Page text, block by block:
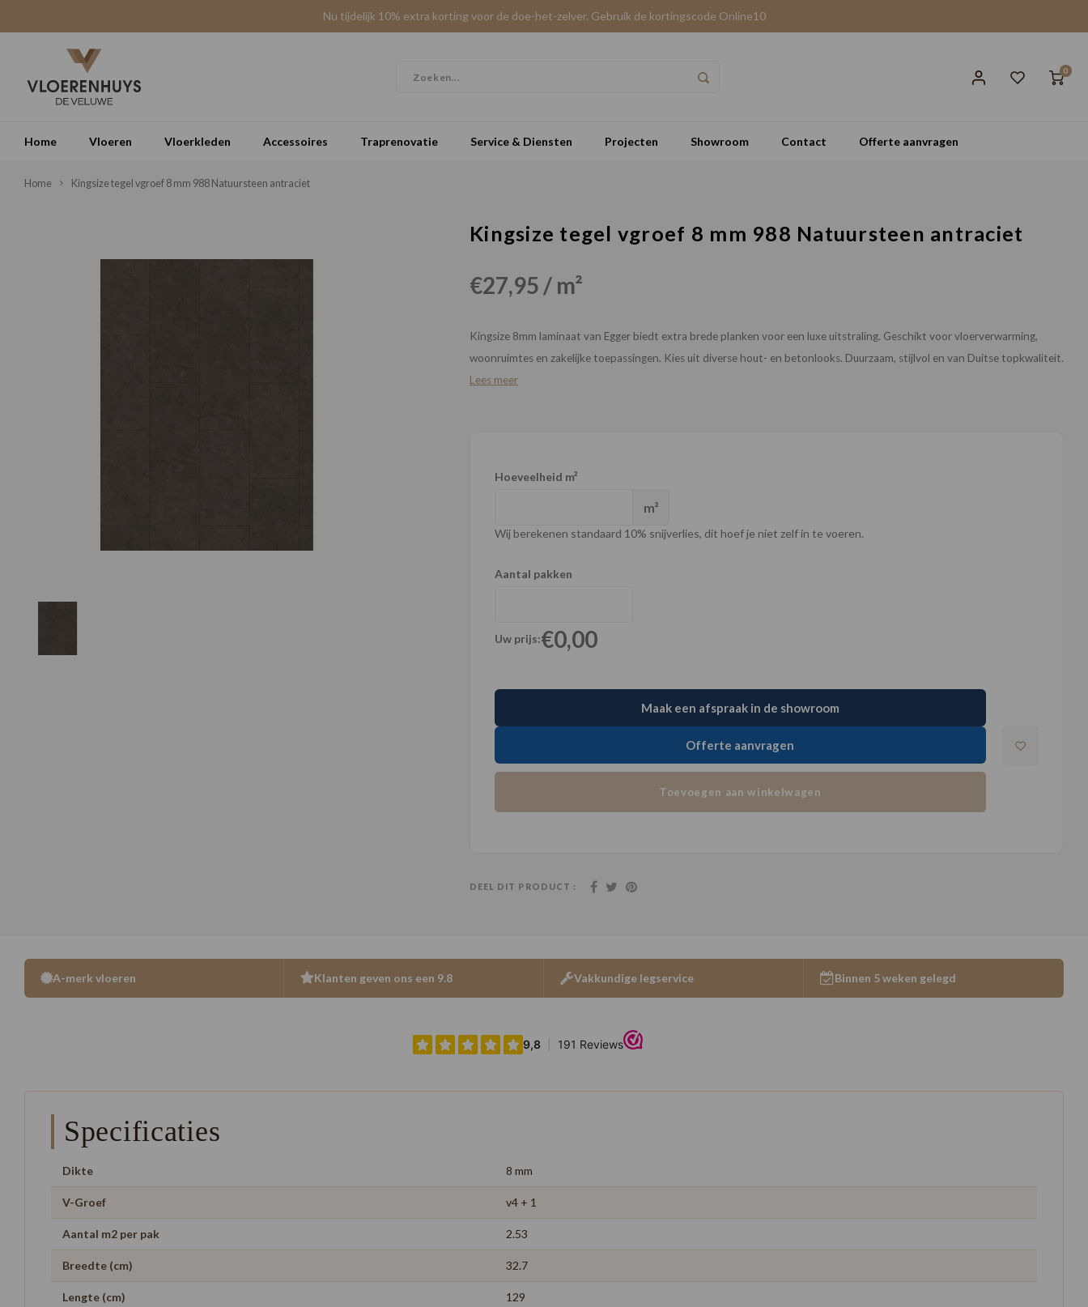
Nu tijdelijk 10% extra korting voor de doe-het-zelver. Gebruik de kortingscode Online10
0
Home Vloeren Vloerkleden Accessoires Traprenovatie Service & Diensten Projecten Showroom Contact Offerte aanvragen
Home Kingsize tegel vgroef 8 mm 988 Natuursteen antraciet
Kingsize tegel vgroef 8 mm 988 Natuursteen antraciet
€27,95 / m²
Kingsize 8mm laminaat van Egger biedt extra brede planken voor een luxe uitstraling. Geschikt voor vloerverwarming,
woonruimtes en zakelijke toepassingen. Kies uit diverse hout- en betonlooks. Duurzaam, stijlvol en van Duitse topkwaliteit.
Lees meer
Hoeveelheid m²
m²
Wij berekenen standaard 10% snijverlies, dit hoef je niet zelf in te voeren.
Aantal pakken
Uw prijs:€0,00
Maak een afspraak in de showroom
Offerte aanvragen
Toevoegen aan winkelwagen
DEEL DIT PRODUCT :
A-merk vloeren Klanten geven ons een 9.8 Vakkundige legservice Binnen 5 weken gelegd
Specificaties
Dikte 8 mm
V-Groef v4 + 1
Aantal m2 per pak 2.53
Breedte (cm) 32.7
Lengte (cm) 129